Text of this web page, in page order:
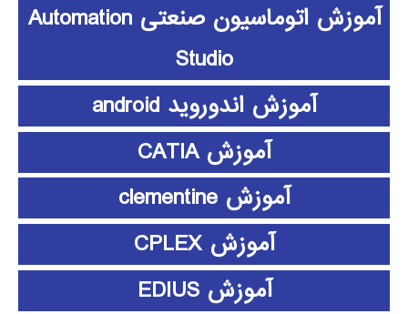
آموزش اتوماسیون صنعتی Automation
Studio
آموزش اندوروید android
آموزش CATIA
آموزش clementine
آموزش CPLEX
آموزش EDIUS